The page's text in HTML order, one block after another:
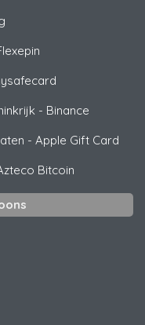
- Binance
- Apple Gift Card
Bitcoin